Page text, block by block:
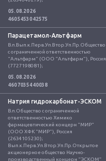
05.08.2026
4605453042575
Парацетамол-Альтфарм
Вл.Вып.к.Перв.Уп.Втор.Уп.Пр.Общество
с ограниченной ответственностью
"Альтфарм" (ООО "Альтфарм"), Россия
(7727198081);
05.08.2026
4607035440038
Натрия гидрокарбонат-ЭСКОМ
Вл.Общество с ограниченной
ответственностью Химико
фармацевтический концерн "МИР"
(ООО ХФК "МИР"), Россия
(2634105230);
Вып.к.Перв.Уп.Втор.Уп.Пр.Открытое
акционерное общество Научно-
производственный концерн "ЭСКОМ"